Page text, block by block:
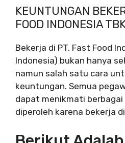
KEUNTUNGAN
FOOD INDONESIA
Bekerja di PT. Fast Food
Indonesia) bukan hanya
namun salah satu cara
keuntungan. Semua
dapat menikmati
diperoleh karena bekerja